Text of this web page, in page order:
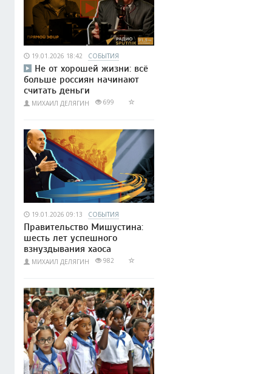
19.01.2026 18:42 СОБЫТИЯ
Не от хорошей жизни: всё
больше россиян начинают
считать деньги
МИХАИЛ ДЕЛЯГИН 699
19.01.2026 09:13 СОБЫТИЯ
Правительство Мишустина:
шесть лет успешного
взнуздывания хаоса
МИХАИЛ ДЕЛЯГИН 982